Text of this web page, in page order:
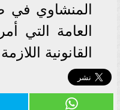
المنشاوي في
العامة التي
القانونية